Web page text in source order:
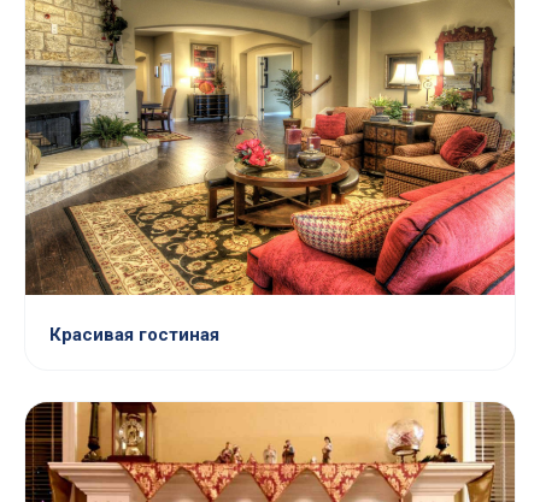
Красивая гостиная